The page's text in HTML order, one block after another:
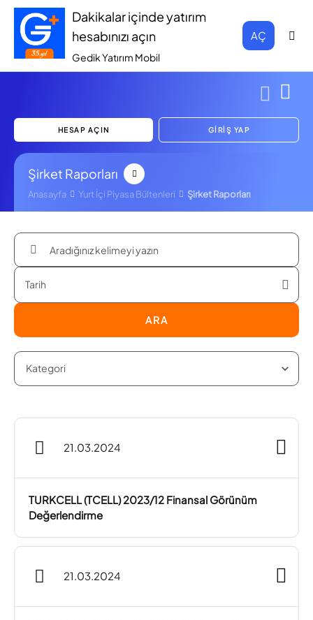
Dakikalar içinde yatırım
hesabınızı açın
Gedik Yatırım Mobil
AÇ
HESAP AÇIN GİRİŞ YAP
Şirket Raporları
Anasayfa Yurt İçi Piyasa Bültenleri Şirket Raporları
ARA
21.03.2024
TURKCELL (TCELL) 2023/12 Finansal Görünüm
Değerlendirme
21.03.2024